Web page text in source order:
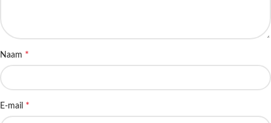
Naam *
E-mail *